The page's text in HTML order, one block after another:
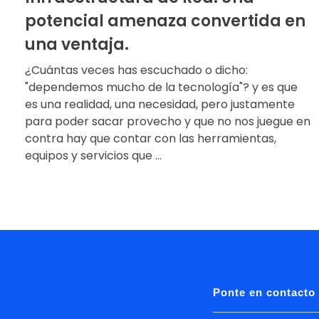
potencial amenaza convertida en
una ventaja.
¿Cuántas veces has escuchado o dicho:
"dependemos mucho de la tecnología"? y es que
es una realidad, una necesidad, pero justamente
para poder sacar provecho y que no nos juegue en
contra hay que contar con las herramientas,
equipos y servicios que ...
Ponte en contacto